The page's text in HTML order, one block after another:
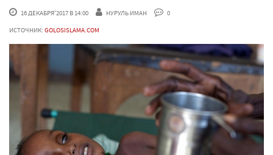
16 ДЕКАБРЯ'2017 В 14:00 НУРУЛЬ ИМАН
0
ИСТОЧНИК: GOLOSISLAMA.COM